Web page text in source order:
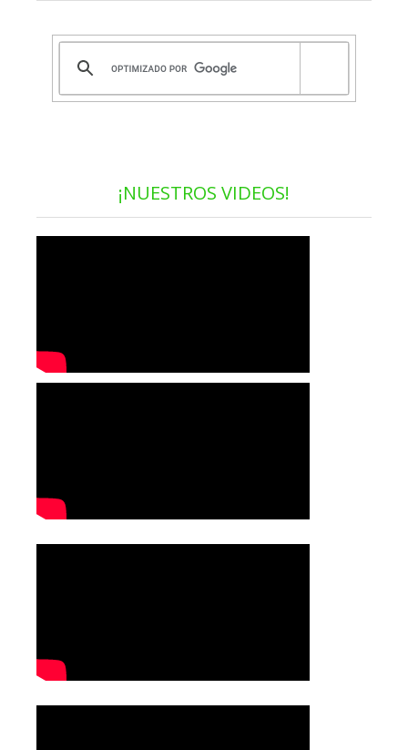
¡NUESTROS VIDEOS!